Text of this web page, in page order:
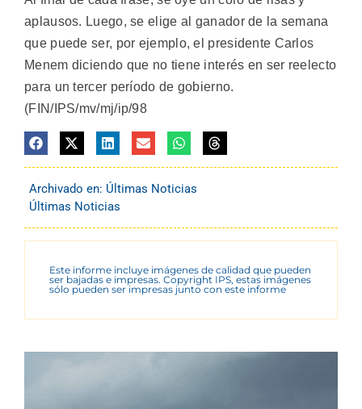
aplausos. Luego, se elige al ganador de la semana
que puede ser, por ejemplo, el presidente Carlos
Menem diciendo que no tiene interés en ser reelecto
para un tercer período de gobierno.
(FIN/IPS/mv/mj/ip/98
Archivado en: Últimas Noticias
Últimas Noticias
Este informe incluye imágenes de calidad que pueden
ser bajadas e impresas. Copyright IPS, estas imágenes
sólo pueden ser impresas junto con este informe